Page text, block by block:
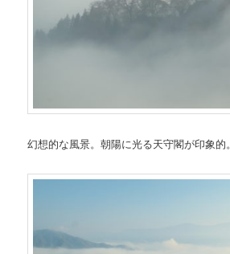
幻想的な風景。朝陽に光る天守閣が印象的。